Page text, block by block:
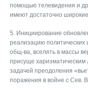
помощью телевидения и
имеют достаточно
5. Инициирование
реализацию политических
общ-ва, вселять в массы
присуще харизматическим
задачей преодоления
поражения в войне с Сев.